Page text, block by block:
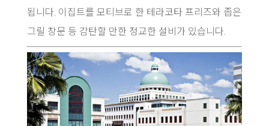
됩니다. 이집트를 모티브로 한 테라코타 프리즈와 좁은
그릴 창문 등 감탄할 만한 정교한 설비가 있습니다.